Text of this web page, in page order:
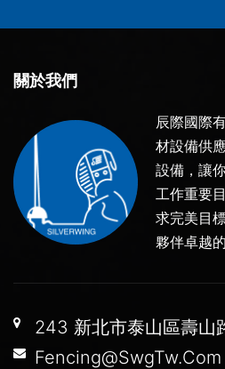
關於我們
辰際國際
材設備供
設備，讓
工作重要
求完美目
夥伴卓越
243 新北市泰山區壽山
Fencing@SwgTw.Com